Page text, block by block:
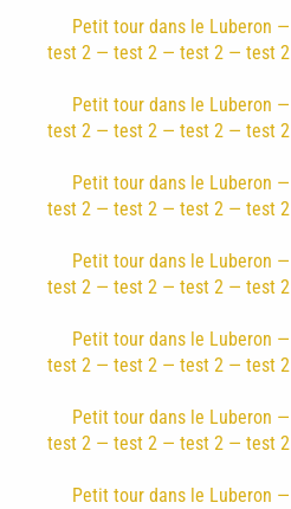
Petit tour dans le
test 2 — test 2 — test 2 — test
Petit tour dans le
test 2 — test 2 — test 2 — test
Petit tour dans le
test 2 — test 2 — test 2 — test
Petit tour dans le
test 2 — test 2 — test 2 — test
Petit tour dans le
test 2 — test 2 — test 2 — test
Petit tour dans le
test 2 — test 2 — test 2 — test
Petit tour dans le